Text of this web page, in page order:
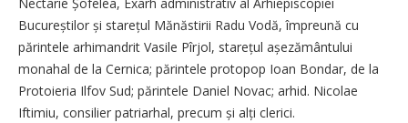
Bucureștilor și starețul Mănăstirii Radu Vodă, împreună cu
părintele arhimandrit Vasile Pîrjol, starețul așezământului
monahal de la Cernica; părintele protopop Ioan Bondar, de la
Protoieria Ilfov Sud; părintele Daniel Novac; arhid. Nicolae
Iftimiu, consilier patriarhal, precum și alți clerici.